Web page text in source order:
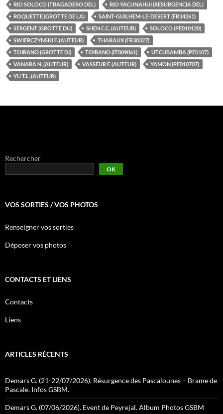
RIO SOLOCO (TRAGADERO DEL)
RIO YACUNAHUI (RESURGENCIA DEL)
ROQUETTE (GROTTE DE LA)
SAINT-GUILHEM-LE-DESERT (FR34261)
SERGENT (GROTTE DU)
SHEN C.C. (AUTEUR)
SOLOCO (PE010120)
SWIERCZYNSKI F. (AUTEUR)
THARAUX (FR30327)
TOIRANO (GROTTE DI)
TOIRANO (IT009061)
UTCUBAMBA (PE0107)
VANARA N. (AUTEUR)
VASSEUR F. (AUTEUR)
YAMON (PE010707)
YU T.L. (AUTEUR)
Rechercher
OK
VOS SORTIES / VOS PHOTOS
Renseigner vos sorties
Déposer vos photos
CONTACTS ET LIENS
Contacts
Liens
ARTICLES RÉCENTS
Demars G. (21-22/07/2026). Résurgence des Pascalounes – Brame de
Pascale. Infos GSBM.
Demars G. (07/06/2026). Event de Peyrejal. Album Photos GSBM